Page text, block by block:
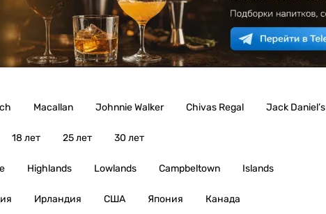
Macallan Johnnie Walker Chivas Regal Jack Daniel’s
18 лет 25 лет 30 лет
Highlands Lowlands Campbeltown Islands
Ирландия США Япония Канада